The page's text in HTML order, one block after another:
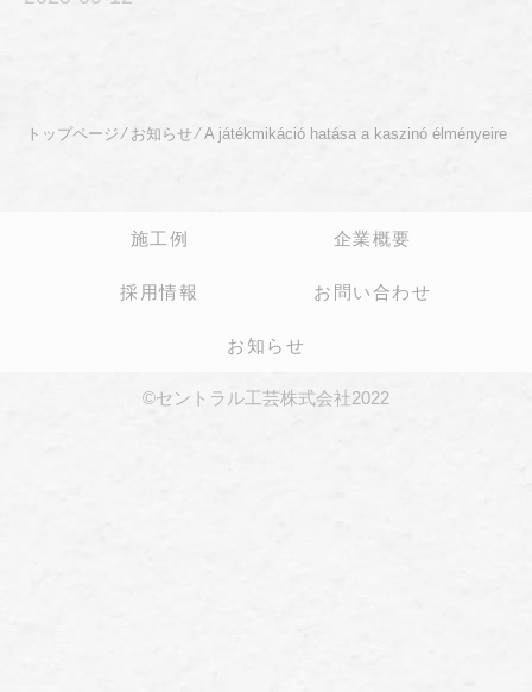
トップページ ⁄ お知らせ⁄A játékmikáció hatása a kaszinó élményeire
施工例 企業概要
採用情報 お問い合わせ
お知らせ
©セントラル工芸株式会社2022